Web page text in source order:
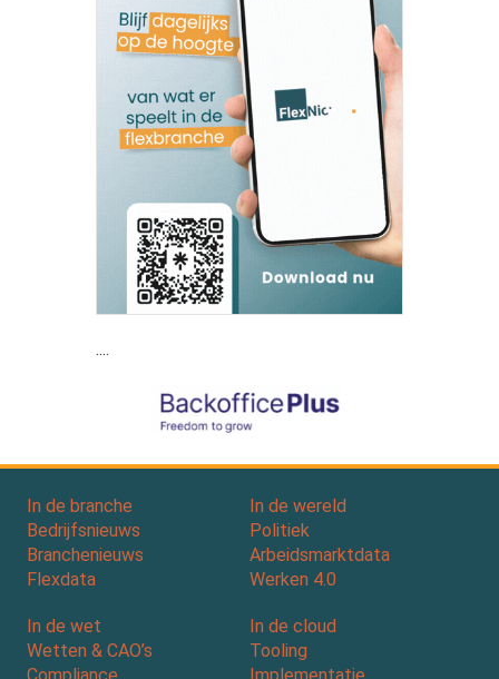
....
In de branche
Bedrijfsnieuws
Branchenieuws
Flexdata
In de wereld
Politiek
Arbeidsmarktdata
Werken 4.0
In de wet
Wetten & CAO’s
In de cloud
Tooling